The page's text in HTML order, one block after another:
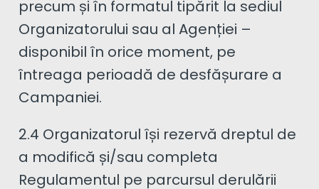
precum și în formatul tipărit la sediul
Organizatorului sau al Agenției –
disponibil în orice moment, pe
întreaga perioadă de desfășurare a
Campaniei.
2.4 Organizatorul își rezervă dreptul de
a modifică și/sau completa
Regulamentul pe parcursul derulării